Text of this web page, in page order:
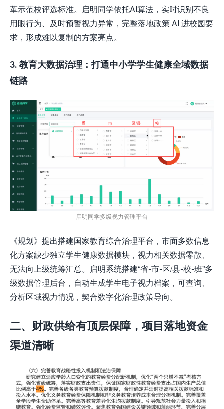
革示范校评选标准。启明同学依托AI算法，实时识别不良
用眼行为、及时预警视力异常，完整落地政策 AI 进校园要
求，形成难以复制的方案亮点。
3. 教育大数据治理：打通中小学学生健康全域数据
链路
启明同学多级视力管理平台
《规划》提出搭建国家教育综合治理平台，市面多数信息
化方案缺少独立学生健康数据模块，视力相关数据零散、
无法向上级统筹汇总。启明系统搭建“省-市-区/县-校-班”多
级数据管理后台，自动生成学生电子视力档案，可查询、
分析区域视力情况，契合数字化治理政策导向。
二、财政供给有顶层保障，项目落地资金
渠道清晰